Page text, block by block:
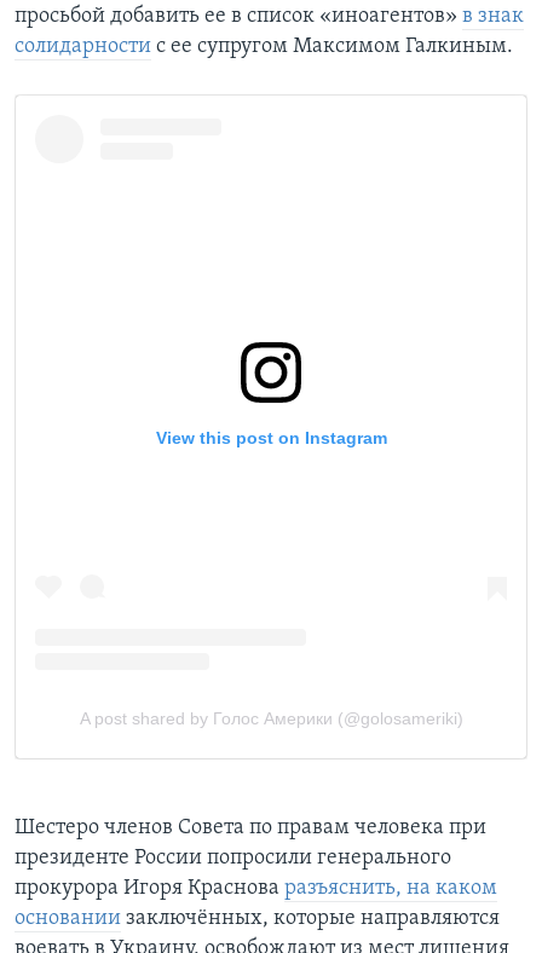
просьбой добавить ее в список «иноагентов» в знак
солидарности с ее супругом Максимом Галкиным.
Шестеро членов Совета по правам человека при
президенте России попросили генерального
прокурора Игоря Краснова разъяснить, на каком
основании заключённых, которые направляются